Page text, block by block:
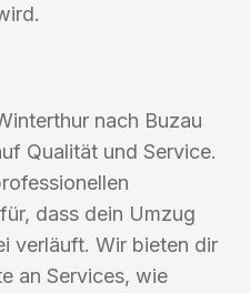
nach Buzau
Qualität und Service.
dass dein Umzug
verläuft. Wir bieten dir
an Services, wie